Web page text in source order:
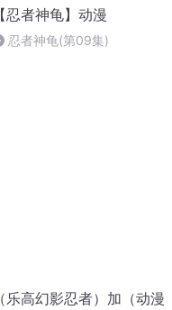
【忍者神龟】动漫
忍者神龟(第09集)
（乐高幻影忍者）加（动漫